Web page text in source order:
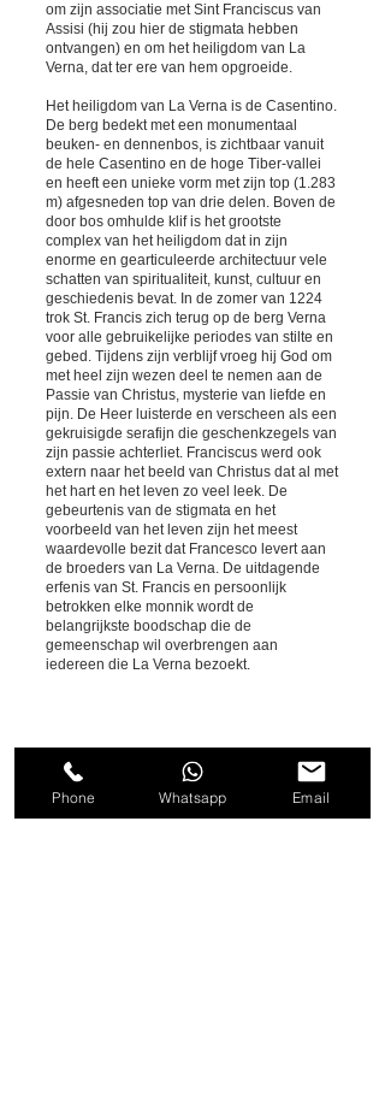
om zijn associatie met Sint Franciscus van
Assisi (hij zou hier de stigmata hebben
ontvangen) en om het heiligdom van La
Verna, dat ter ere van hem opgroeide.
Het heiligdom van La Verna is de Casentino.
De berg bedekt met een monumentaal
beuken- en dennenbos, is zichtbaar vanuit
de hele Casentino en de hoge Tiber-vallei
en heeft een unieke vorm met zijn top (1.283
m) afgesneden top van drie delen. Boven de
door bos omhulde klif is het grootste
complex van het heiligdom dat in zijn
enorme en gearticuleerde architectuur vele
schatten van spiritualiteit, kunst, cultuur en
geschiedenis bevat. In de zomer van 1224
trok St. Francis zich terug op de berg Verna
voor alle gebruikelijke periodes van stilte en
gebed. Tijdens zijn verblijf vroeg hij God om
met heel zijn wezen deel te nemen aan de
Passie van Christus, mysterie van liefde en
pijn. De Heer luisterde en verscheen als een
gekruisigde serafijn die geschenkzegels van
zijn passie achterliet. Franciscus werd ook
extern naar het beeld van Christus dat al met
het hart en het leven zo veel leek. De
gebeurtenis van de stigmata en het
voorbeeld van het leven zijn het meest
waardevolle bezit dat Francesco levert aan
de broeders van La Verna. De uitdagende
erfenis van St. Francis en persoonlijk
betrokken elke monnik wordt de
belangrijkste boodschap die de
gemeenschap wil overbrengen aan
iedereen die La Verna bezoekt.
Bel ons nu om te reserveren
Phone Whatsapp Email